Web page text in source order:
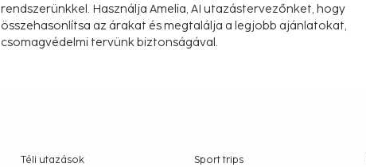
rendszerünkkel. Használja Amelia, AI utazástervezőnket, hogy
összehasonlítsa az árakat és megtalálja a legjobb ajánlatokat,
csomagvédelmi tervünk biztonságával.
Téli utazások Sport trips